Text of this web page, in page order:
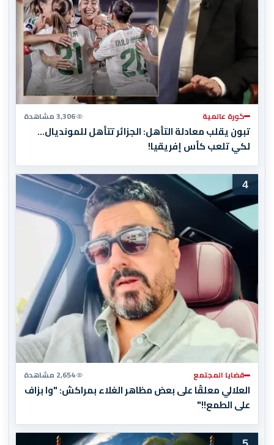
كورة عالمية 3,306 مشاهدة
تبون يقلب معادلة التأهل: الجزائر تتأهل للمونديال…
لكي تلعب كأس إفريقيا!
4
قضايا المجتمع 2,654 مشاهدة
العلالي معلقًا على بعض مظاهر الغلاء بمراكش: "وا بزاف
على الطمع!!"